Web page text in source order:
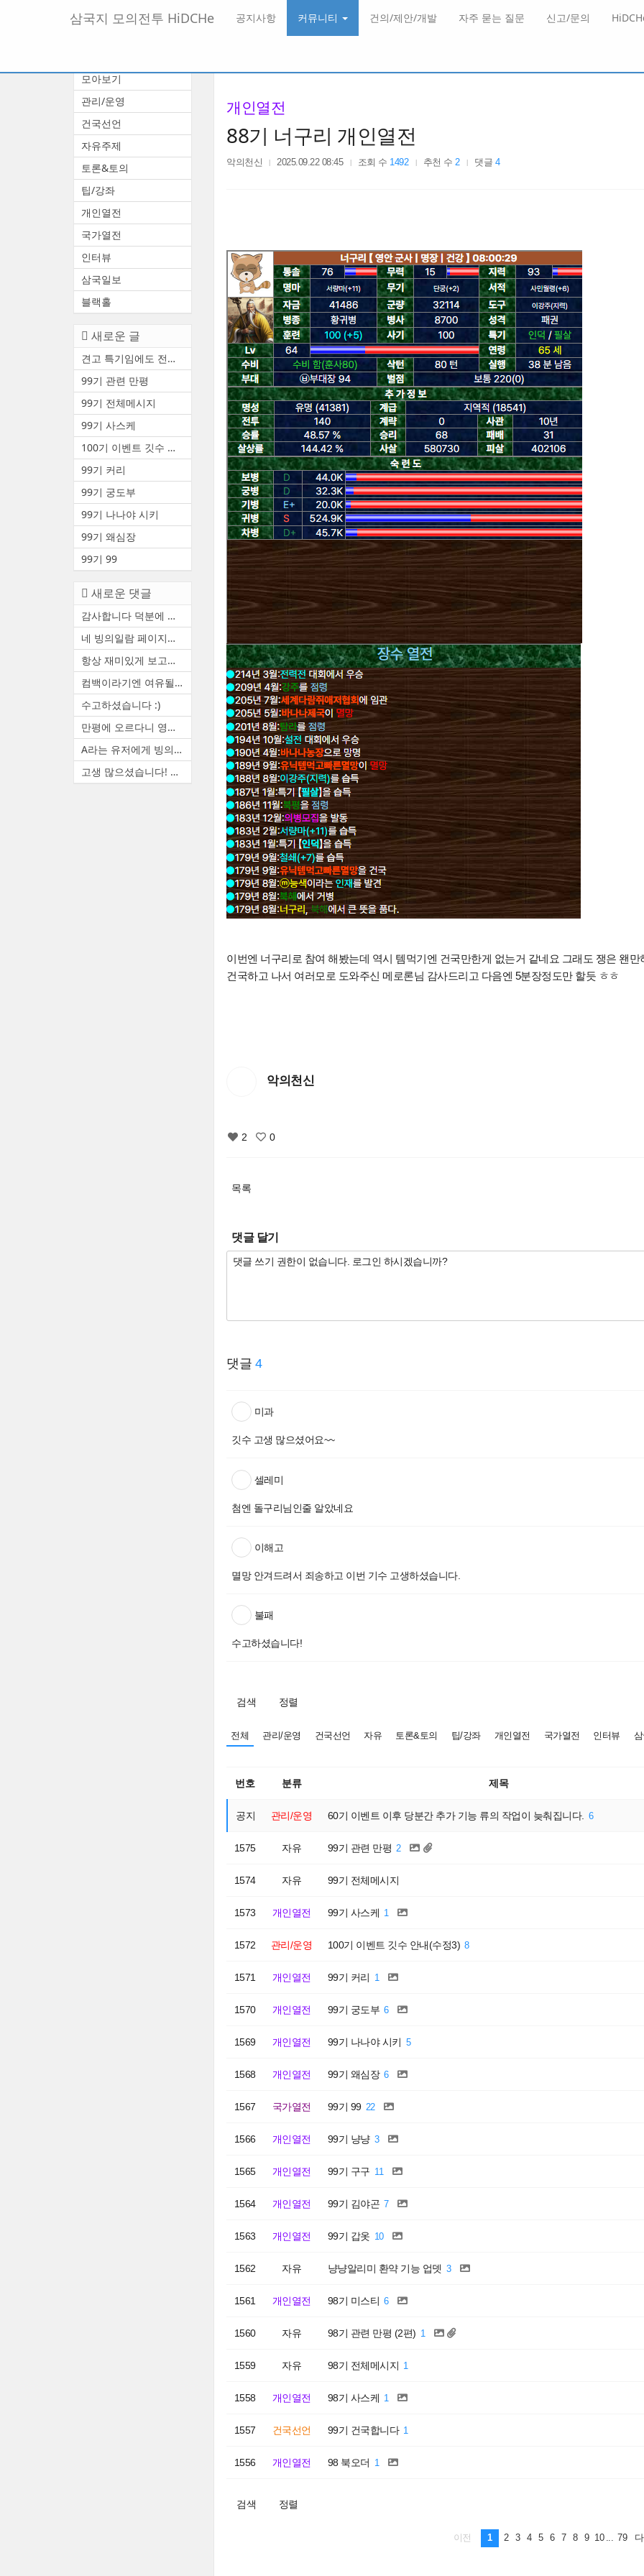
뉴
기
삼국지 모의전투 HiDCHe 공지사항 커뮤니티 건의/제안/개발 자주 묻는 질문 신고/문의
개인열전
88기 너구리 개인열전
악의천신 2025.09.22 08:45 조회 수 1492 추천 수2 댓글 4
이번엔 너구리로 참여 해봤는데 역시 템먹기엔 건국만한게 없는거 같네요 그래도 쟁은 왠
건국하고 나서 여러모로 도와주신 메로론님 감사드리고 다음엔 5분장정도만 할듯 ㅎㅎ
악의천신
2 0
목록
댓글 달기
댓글 4
미과
깃수 고생 많으셨어요~~
셀레미
첨엔 돌구리님인줄 알았네요
이해고
멸망 안겨드려서 죄송하고 이번 기수 고생하셨습니다.
불패
수고하셨습니다!
검색 정렬
전체 관리/운영 건국선언 자유 토론&토의 팁/강좌 개인열전 국가열전 인터뷰
번호 분류 제목
공지 관리/운영 60기 이벤트 이후 당분간 추가 기능 류의 작업이 늦춰집니다. 6
1575 자유 99기 관련 만평 2
1574 자유 99기 전체메시지
1573 개인열전 99기 사스케 1
1572 관리/운영 100기 이벤트 깃수 안내(수정3) 8
1571 개인열전 99기 커리 1
1570 개인열전 99기 궁도부 6
1569 개인열전 99기 나나야 시키 5
1568 개인열전 99기 왜심장 6
1567 국가열전 99기 99 22
1566 개인열전 99기 냥냥 3
1565 개인열전 99기 구구 11
1564 개인열전 99기 김야곤 7
1563 개인열전 99기 갑옷 10
1562 자유 냥냥알리미 환약 기능 업뎃 3
1561 개인열전 98기 미스티 6
1560 자유 98기 관련 만평 (2편) 1
1559 자유 98기 전체메시지 1
1558 개인열전 98기 사스케 1
1557 건국선언 99기 건국합니다 1
1556 개인열전 98 북오더 1
검색 정렬
이전 1 2 3 4 5 6 7 8 9 10 79
모아보기
관리/운영
건국선언
자유주제
토론&토의
팁/강좌
개인열전
국가열전
인터뷰
삼국일보
블랙홀
새로운 글
견고 특기임에도 전투중 부상 ...
99기 관련 만평
99기 전체메시지
99기 사스케
100기 이벤트 깃수 안내(수정3)
99기 커리
99기 궁도부
99기 나나야 시키
99기 왜심장
99기 99
새로운 댓글
감사합니다 덕분에 천통했어요
네 빙의일람 페이지에서 볼 수...
항상 재미있게 보고있습니다. ...
컴백이라기엔 여유될때마다 랜...
수고하셨습니다 :)
만평에 오르다니 영광입니다. ...
A라는 유저에게 빙의하면 A(본...
고생 많으셨습니다! 늦은 시간...